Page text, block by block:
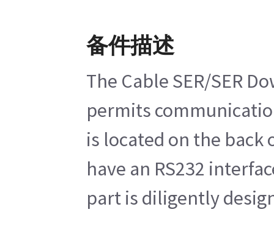
备件描述
The Cable SER/SER
permits
is located on the
have an RS232
part is diligently